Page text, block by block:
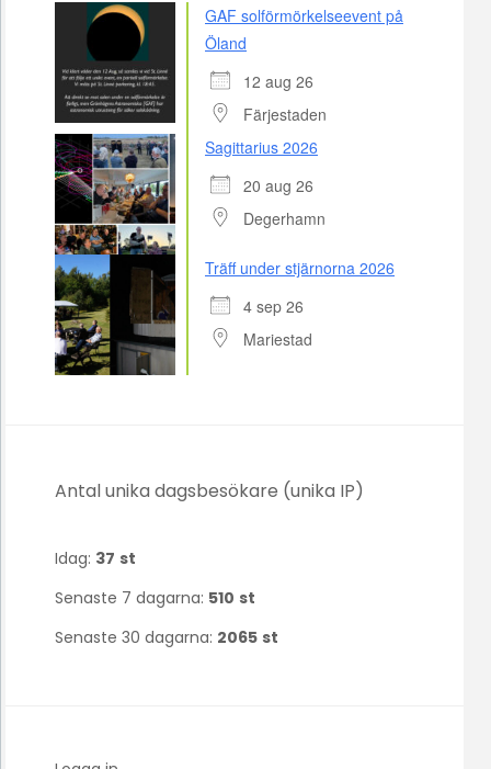
GAF solförmörkelseevent på
Öland
12 aug 26
Färjestaden
Sagittarius 2026
20 aug 26
Degerhamn
Träff under stjärnorna 2026
4 sep 26
Mariestad
Antal unika dagsbesökare (unika IP)
Idag: 37 st
Senaste 7 dagarna: 510 st
Senaste 30 dagarna: 2065 st